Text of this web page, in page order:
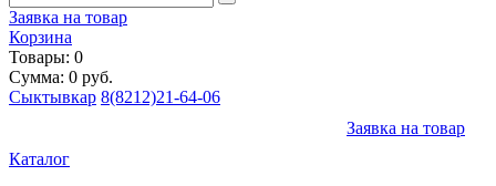
Заявка на товар
Корзина
Товары: 0
Сумма: 0 руб.
Сыктывкар 8(8212)21-64-06
Заявка на товар
Каталог